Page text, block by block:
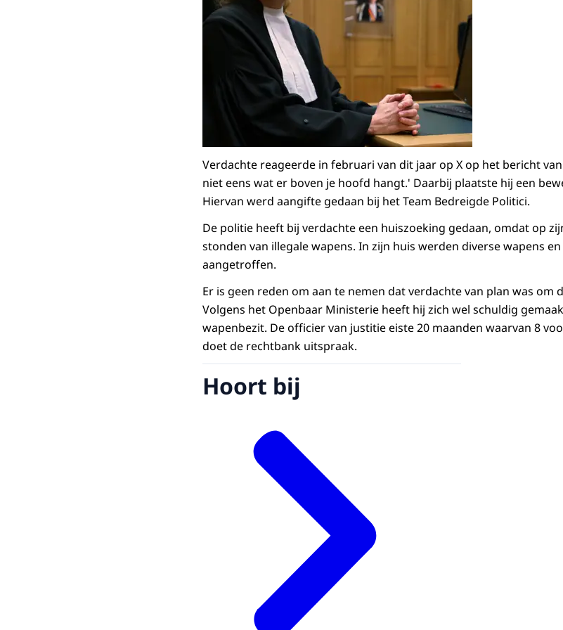
Verdachte reageerde in februari van dit jaar op X op het bericht
niet eens wat er boven je hoofd hangt.' Daarbij plaatste hij een
Hiervan werd aangifte gedaan bij het Team Bedreigde Politici.
De politie heeft bij verdachte een huiszoeking gedaan, omdat op
stonden van illegale wapens. In zijn huis werden diverse wapens
aangetroffen.
Er is geen reden om aan te nemen dat verdachte van plan was om
Volgens het Openbaar Ministerie heeft hij zich wel schuldig
wapenbezit. De officier van justitie eiste 20 maanden waarvan 8
doet de rechtbank uitspraak.
Hoort bij